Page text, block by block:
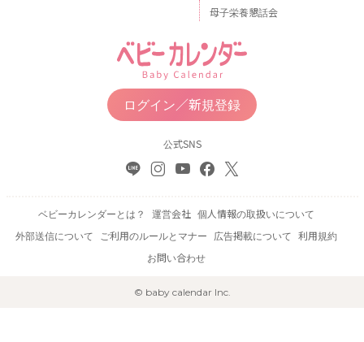
母子栄養懇話会
ログイン／新規登録
公式SNS
ベビーカレンダーとは？ 運営会社
個人情報の取扱いについて
外部送信について
ご利用のルールとマナー 広告掲載について
利用規約
お問い合わせ
© baby calendar Inc.